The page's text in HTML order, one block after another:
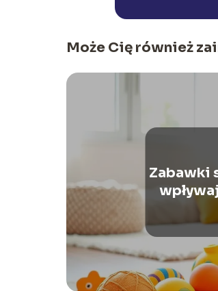
Może Cię również
Zabawki